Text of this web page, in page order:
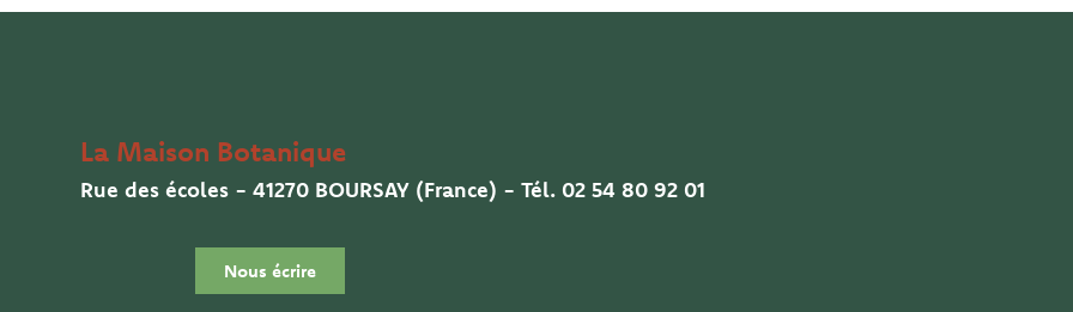
La Maison Botanique
Rue des écoles - 41270 BOURSAY (France) - Tél. 02 54 80 92 01
Nous écrire